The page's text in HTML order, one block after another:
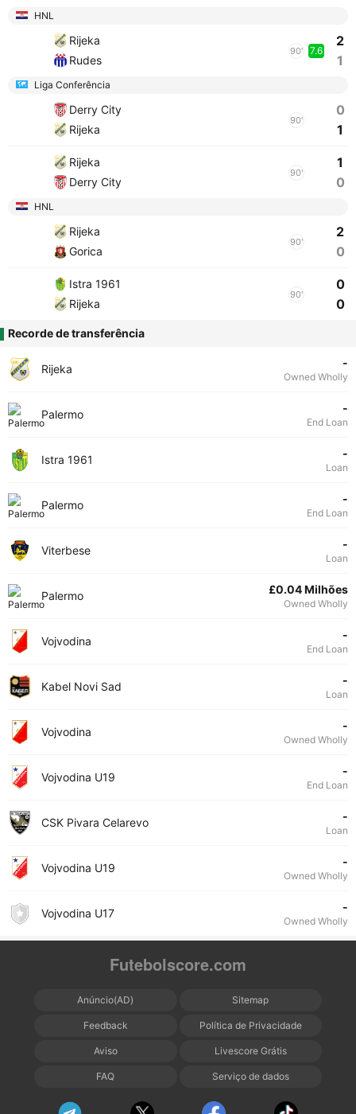
HNL
Rijeka
Rudes
90' 7.6
2
1
Liga Conferência
Derry City
Rijeka
90'
0
1
Rijeka
Derry City
90'
1
0
HNL
Rijeka
Gorica
90'
2
0
Istra 1961
Rijeka
90'
0
0
Recorde de transferência
Rijeka -
Owned Wholly
Palermo -
End Loan
Istra 1961 -
Loan
Palermo -
End Loan
Viterbese -
Loan
Palermo £0.04 Milhões
Owned Wholly
Vojvodina -
End Loan
Kabel Novi Sad -
Loan
Vojvodina -
Owned Wholly
Vojvodina U19 -
End Loan
CSK Pivara Celarevo -
Loan
Vojvodina U19 -
Owned Wholly
Vojvodina U17 -
Owned Wholly
Futebolscore.com
Anúncio(AD) Sitemap
Feedback Política de Privacidade
Aviso Livescore Grátis
FAQ Serviço de dados